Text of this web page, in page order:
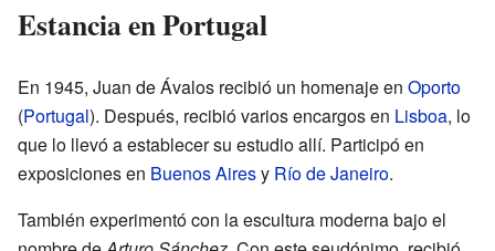
Estancia en Portugal
En 1945, Juan de Ávalos recibió un homenaje en Oporto
(Portugal). Después, recibió varios encargos en Lisboa, lo
que lo llevó a establecer su estudio allí. Participó en
exposiciones en Buenos Airesy Río de Janeiro.
También experimentó con la escultura moderna bajo el